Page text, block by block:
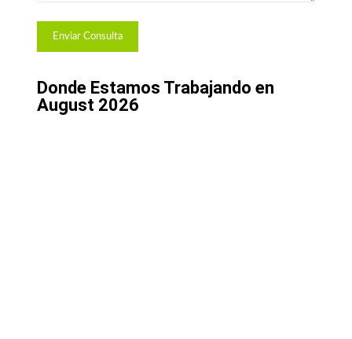
Donde Estamos Trabajando en
August 2026